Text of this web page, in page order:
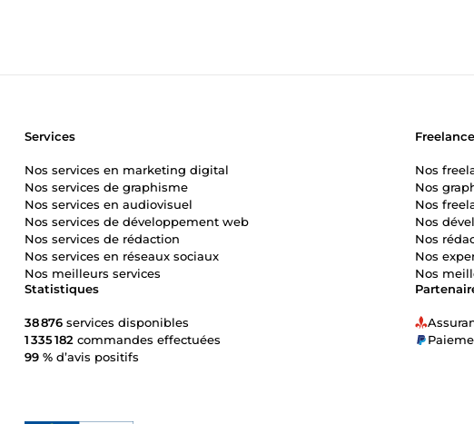
Statistiques
38 876 services disponibles
1 335 182 commandes effectuées
99 % d’avis positifs
Services
Nos services en marketing digital
Nos services de graphisme
Nos services en audiovisuel
Nos services de développement web
Nos services de rédaction
Nos services en réseaux sociaux
Nos meilleurs services
Nos
Nos
Nos
Nos
Nos
Nos
Nos